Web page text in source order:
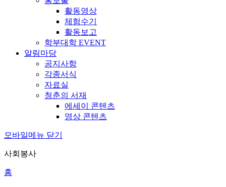
활동영상
체험수기
활동보고
학부대학 EVENT
알림마당
공지사항
각종서식
자료실
청춘의 서재
에세이 콘텐츠
영상 콘텐츠
모바일메뉴 닫기
사회봉사
홈